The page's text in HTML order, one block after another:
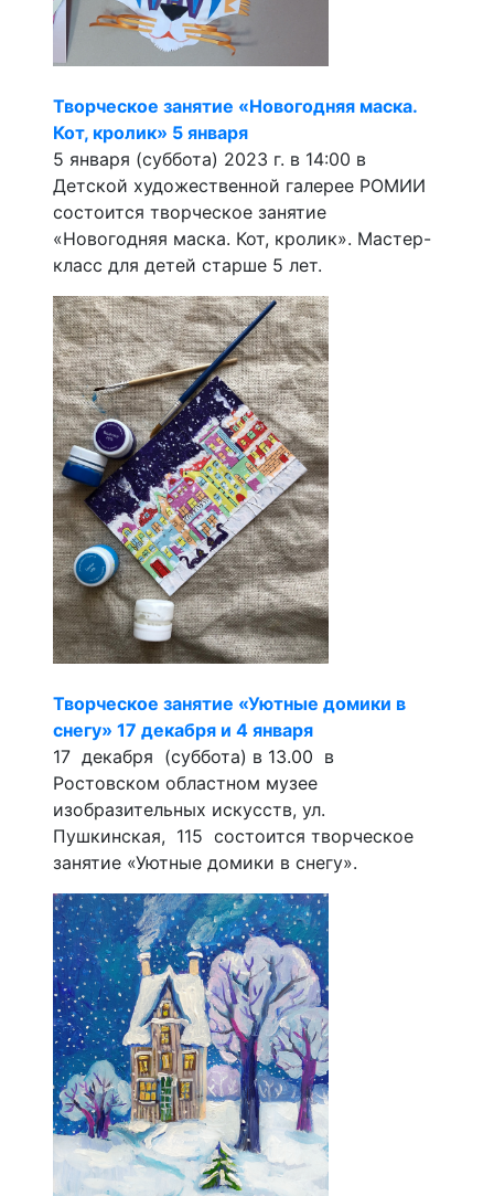
Творческое занятие «Новогодняя маска.
Кот, кролик» 5 января
5 января (суббота) 2023 г. в 14:00 в
Детской художественной галерее РОМИИ
состоится творческое занятие
«Новогодняя маска. Кот, кролик». Мастер-
класс для детей старше 5 лет.
Творческое занятие «Уютные домики в
снегу» 17 декабря и 4 января
17 декабря (суббота) в 13.00 в
Ростовском областном музее
изобразительных искусств, ул.
Пушкинская, 115 состоится творческое
занятие «Уютные домики в снегу».